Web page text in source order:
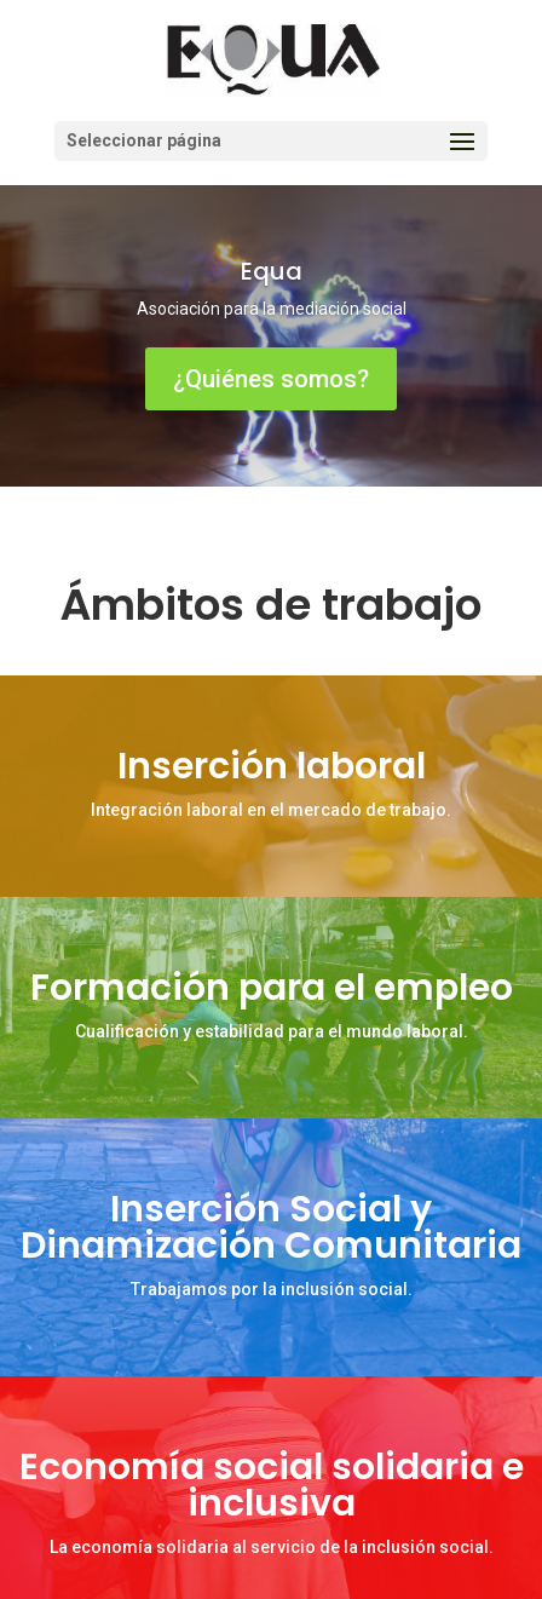
Seleccionar página
Equa
Asociación para la mediación social
¿Quiénes somos?
Ámbitos de trabajo
Inserción laboral
Integración laboral en el mercado de trabajo.
Formación para el empleo
Cualificación y estabilidad para el mundo laboral.
Inserción Social y
Dinamización Comunitaria
Trabajamos por la inclusión social.
Economía social solidaria e
inclusiva
La economía solidaria al servicio de la inclusión social.